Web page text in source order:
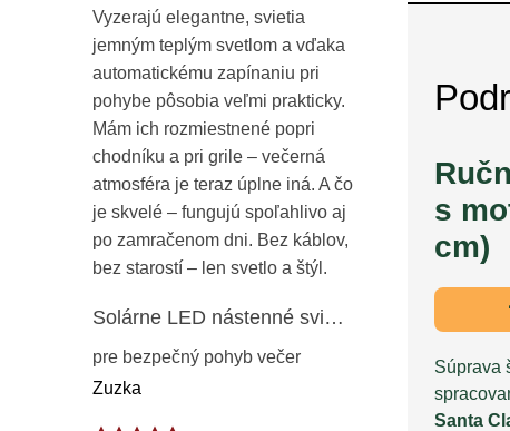
Vyzerajú elegantne, svietia
jemným teplým svetlom a vďaka
automatickému zapínaniu pri
pohybe pôsobia veľmi prakticky.
Mám ich rozmiestnené popri
chodníku a pri grile – večerná
atmosféra je teraz úplne iná. A čo
je skvelé – fungujú spoľahlivo aj
po zamračenom dni. Bez káblov,
bez starostí – len svetlo a štýl.
Solárne LED nástenné svietidlo s pohybovým a súmrakovým senzorom – vonkajšie fasádne osvetlenie IP65
pre bezpečný pohyb večer
Zuzka
s
cm)
Súprava
Santa